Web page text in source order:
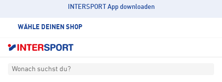
INTERSPORT App downloaden
WÄHLE DEINEN SHOP
Wonach suchst du?